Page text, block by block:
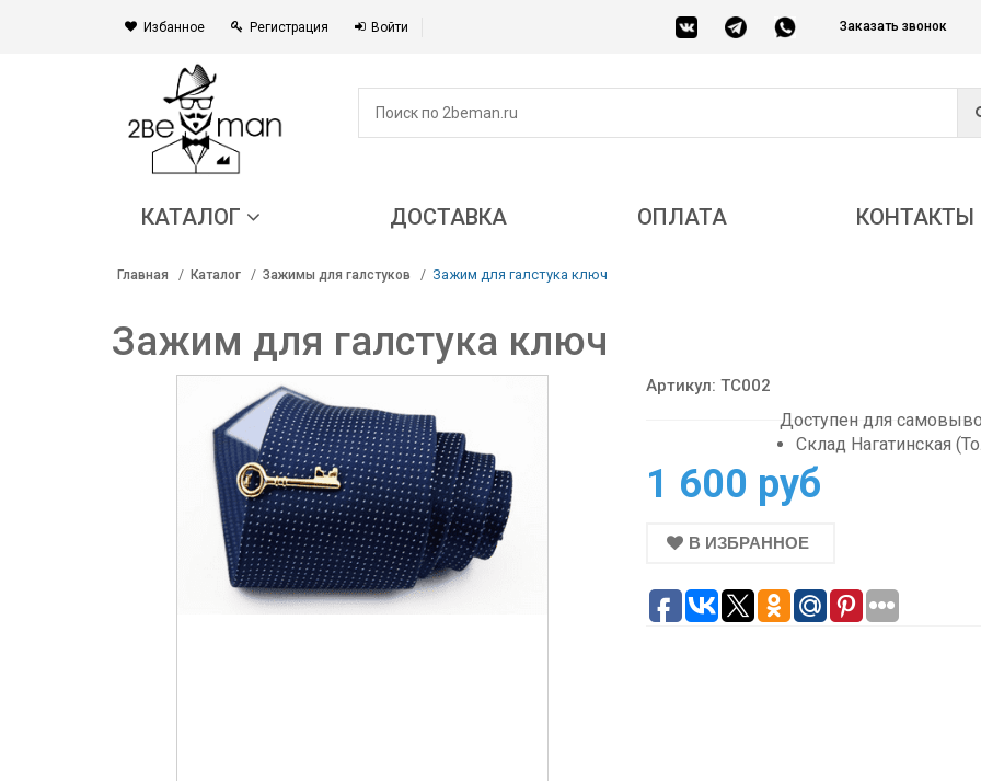
Избанное Регистрация Войти Заказать звонок
КАТАЛОГ ДОСТАВКА ОПЛАТА КОНТАКТЫ
Главная Каталог Зажимы для галстуков Зажим для галстука ключ
Зажим для галстука ключ
Артикул: TC002
Доступен для
Склад Нагатинская
1 600 руб
В ИЗБРАННОЕ